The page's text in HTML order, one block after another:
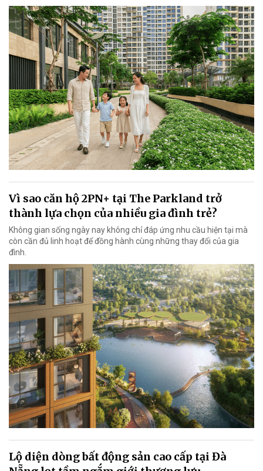
Vì sao căn hộ 2PN+ tại The Parkland trở
thành lựa chọn của nhiều gia đình trẻ?
Không gian sống ngày nay không chỉ đáp ứng nhu cầu hiện tại mà
còn cần đủ linh hoạt để đồng hành cùng những thay đổi của gia
đình.
Lộ diện dòng bất động sản cao cấp tại Đà